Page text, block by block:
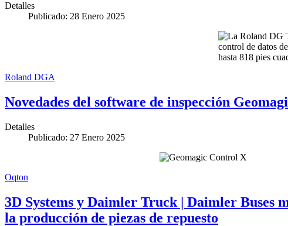
Detalles
Publicado: 28 Enero 2025
Roland DGA
Novedades del software de inspección
Detalles
Publicado: 27 Enero 2025
Oqton
3D Systems y Daimler Truck | Daimler Buses
la producción de piezas de repuesto